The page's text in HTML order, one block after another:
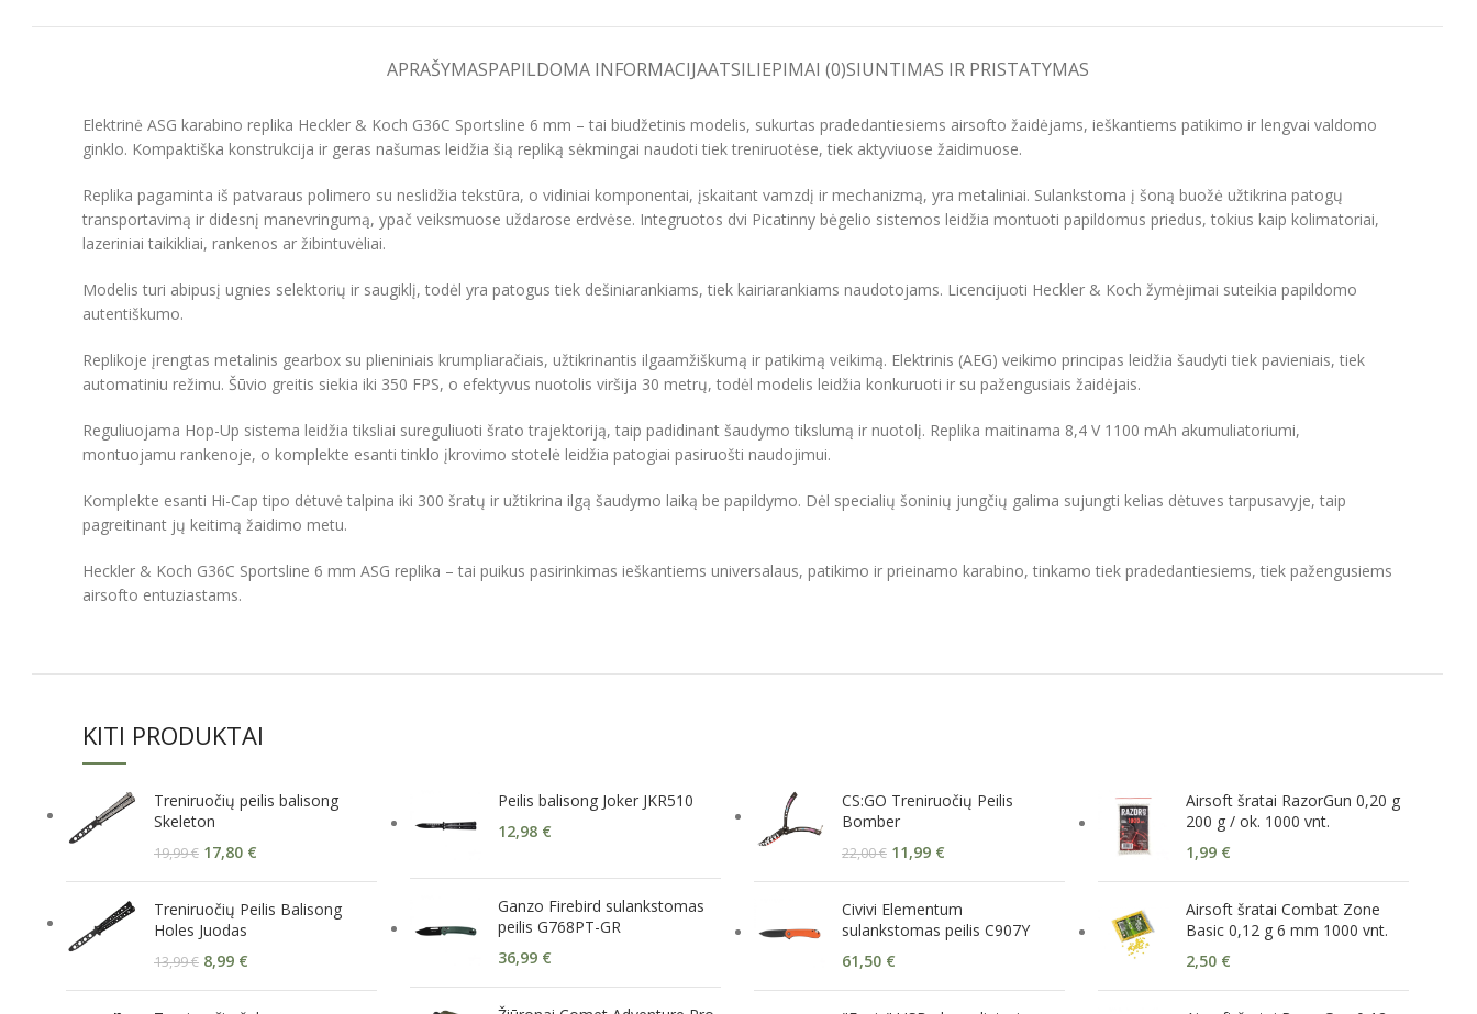
APRAŠYMASPAPILDOMA INFORMACIJAATSILIEPIMAI (0)SIUNTIMAS IR PRISTATYMAS
Elektrinė ASG karabino replika Heckler & Koch G36C Sportsline 6 mm – tai biudžetinis modelis, sukurtas pradedantiesiems airsofto žaidėjams, ieškantiems patikimo ir lengvai valdomo
ginklo. Kompaktiška konstrukcija ir geras našumas leidžia šią repliką sėkmingai naudoti tiek treniruotėse, tiek aktyviuose žaidimuose.
Replika pagaminta iš patvaraus polimero su neslidžia tekstūra, o vidiniai komponentai, įskaitant vamzdį ir mechanizmą, yra metaliniai. Sulankstoma į šoną buožė užtikrina patogų
transportavimą ir didesnį manevringumą, ypač veiksmuose uždarose erdvėse. Integruotos dvi Picatinny bėgelio sistemos leidžia montuoti papildomus priedus, tokius kaip kolimatoriai,
lazeriniai taikikliai, rankenos ar žibintuvėliai.
Modelis turi abipusį ugnies selektorių ir saugiklį, todėl yra patogus tiek dešiniarankiams, tiek kairiarankiams naudotojams. Licencijuoti Heckler & Koch žymėjimai suteikia papildomo
autentiškumo.
Replikoje įrengtas metalinis gearbox su plieniniais krumpliaračiais, užtikrinantis ilgaamžiškumą ir patikimą veikimą. Elektrinis (AEG) veikimo principas leidžia šaudyti tiek pavieniais, tiek
automatiniu režimu. Šūvio greitis siekia iki 350 FPS, o efektyvus nuotolis viršija 30 metrų, todėl modelis leidžia konkuruoti ir su pažengusiais žaidėjais.
Reguliuojama Hop-Up sistema leidžia tiksliai sureguliuoti šrato trajektoriją, taip padidinant šaudymo tikslumą ir nuotolį. Replika maitinama 8,4 V 1100 mAh akumuliatoriumi,
montuojamu rankenoje, o komplekte esanti tinklo įkrovimo stotelė leidžia patogiai pasiruošti naudojimui.
Komplekte esanti Hi-Cap tipo dėtuvė talpina iki 300 šratų ir užtikrina ilgą šaudymo laiką be papildymo. Dėl specialių šoninių jungčių galima sujungti kelias dėtuves tarpusavyje, taip
pagreitinant jų keitimą žaidimo metu.
Heckler & Koch G36C Sportsline 6 mm ASG replika – tai puikus pasirinkimas ieškantiems universalaus, patikimo ir prieinamo karabino, tinkamo tiek pradedantiesiems, tiek pažengusiems
airsofto entuziastams.
KITI PRODUKTAI
Treniruočių peilis balisong
Skeleton
19,99€ 17,80 €
Treniruočių Peilis Balisong
Holes Juodas
13,99€ 8,99 €
Peilis balisong Joker JKR510
12,98 €
Ganzo Firebird sulankstomas
peilis G768PT-GR
36,99 €
CS:GO Treniruočių Peilis
Bomber
22,00€ 11,99 €
Civivi Elementum
sulankstomas peilis C907Y
61,50 €
Airsoft šratai RazorGun 0,20 g
200 g / ok. 1000 vnt.
1,99 €
Airsoft šratai Combat Zone
Basic 0,12 g 6 mm 1000 vnt.
2,50 €